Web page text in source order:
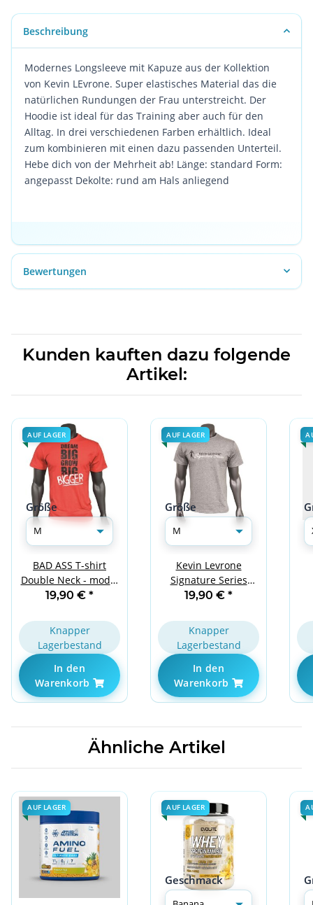
Beschreibung
Modernes Longsleeve mit Kapuze aus der Kollektion
von Kevin LEvrone. Super elastisches Material das die
natürlichen Rundungen der Frau unterstreicht. Der
Hoodie ist ideal für das Training aber auch für den
Alltag. In drei verschiedenen Farben erhältlich. Ideal
zum kombinieren mit einen dazu passenden Unterteil.
Hebe dich von der Mehrheit ab! Länge: standard Form:
angepasst Dekolte: rund am Hals anliegend
Bewertungen
Kunden kauften dazu folgende
Artikel:
AUF LAGER
Größe
BAD ASS T-shirt
Double Neck - model
02 RED M
19,90 € *
Knapper
Lagerbestand
In den
Warenkorb
AUF LAGER
Größe
Kevin Levrone
Signature Series
Double Neck T-Shirt -
19,90 € *
Knapper
Lagerbestand
In den
Warenkorb
Ähnliche Artikel
AUF LAGER AUF LAGER
Geschmack